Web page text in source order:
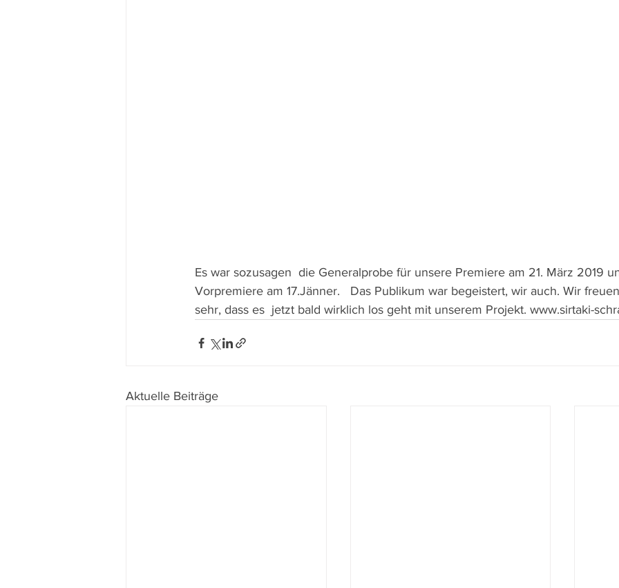
Es war sozusagen  die Generalprobe für unsere Premiere am 21. März 2019
Vorpremiere am 17.Jänner.   Das Publikum war begeistert, wir auch. Wir
sehr, dass es  jetzt bald wirklich los geht mit unserem Projekt. www.sirtaki-
Aktuelle Beiträge